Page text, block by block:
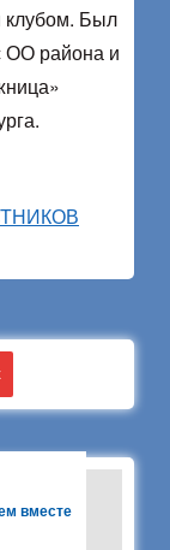
клубом. Был
ОО района и
вместе